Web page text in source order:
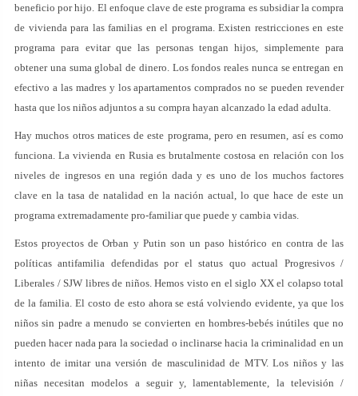
beneficio por hijo. El enfoque clave de este programa es subsidiar la compra
de vivienda para las familias en el programa. Existen restricciones en este
programa para evitar que las personas tengan hijos, simplemente para
obtener una suma global de dinero. Los fondos reales nunca se entregan en
efectivo a las madres y los apartamentos comprados no se pueden revender
hasta que los niños adjuntos a su compra hayan alcanzado la edad adulta.
Hay muchos otros matices de este programa, pero en resumen, así es como
funciona. La vivienda en Rusia es brutalmente costosa en relación con los
niveles de ingresos en una región dada y es uno de los muchos factores
clave en la tasa de natalidad en la nación actual, lo que hace de este un
programa extremadamente pro-familiar que puede y cambia vidas.
Estos proyectos de Orban y Putin son un paso histórico en contra de las
políticas antifamilia defendidas por el status quo actual Progresivos /
Liberales / SJW libres de niños. Hemos visto en el siglo XX el colapso total
de la familia. El costo de esto ahora se está volviendo evidente, ya que los
niños sin padre a menudo se convierten en hombres-bebés inútiles que no
pueden hacer nada para la sociedad o inclinarse hacia la criminalidad en un
intento de imitar una versión de masculinidad de MTV. Los niños y las
niñas necesitan modelos a seguir y, lamentablemente, la televisión /